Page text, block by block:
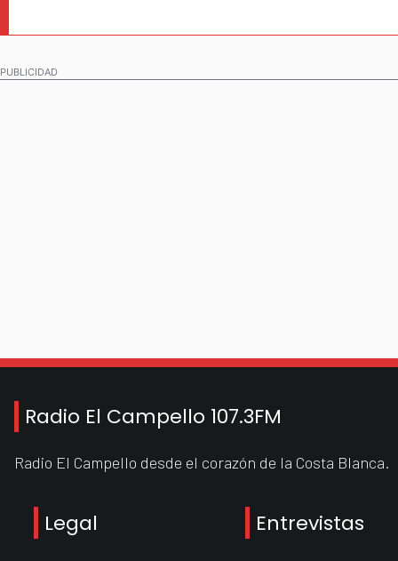
PUBLICIDAD
Radio El Campello 107.3FM
Radio El Campello desde el corazón de la Costa Blanca.
Legal Entrevistas